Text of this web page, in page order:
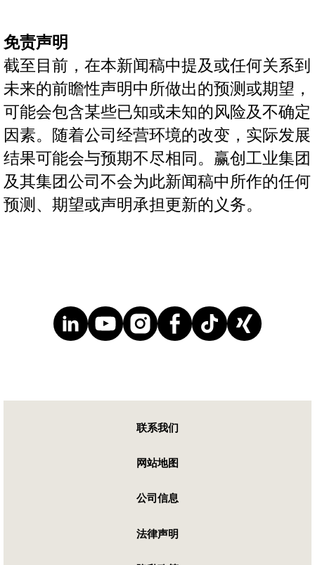
免责声明
截至目前，在本新闻稿中提及或任何关系到
未来的前瞻性声明中所做出的预测或期望，
可能会包含某些已知或未知的风险及不确定
因素。随着公司经营环境的改变，实际发展
结果可能会与预期不尽相同。赢创工业集团
及其集团公司不会为此新闻稿中所作的任何
预测、期望或声明承担更新的义务。
联系我们
网站地图
公司信息
法律声明